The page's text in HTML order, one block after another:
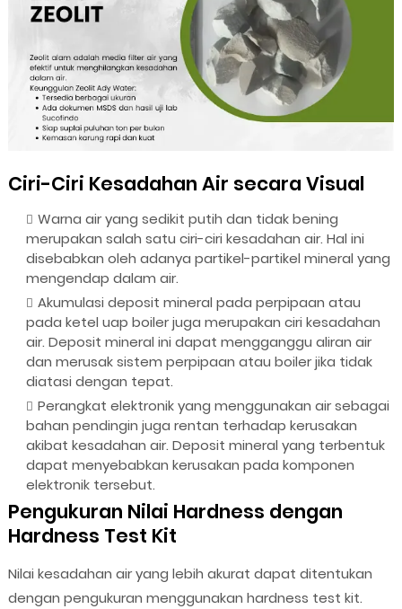
Ciri-Ciri Kesadahan Air secara Visual
Warna air yang sedikit putih dan tidak bening
merupakan salah satu ciri-ciri kesadahan air. Hal ini
disebabkan oleh adanya partikel-partikel mineral yang
mengendap dalam air.
Akumulasi deposit mineral pada perpipaan atau
pada ketel uap boiler juga merupakan ciri kesadahan
air. Deposit mineral ini dapat mengganggu aliran air
dan merusak sistem perpipaan atau boiler jika tidak
diatasi dengan tepat.
Perangkat elektronik yang menggunakan air sebagai
bahan pendingin juga rentan terhadap kerusakan
akibat kesadahan air. Deposit mineral yang terbentuk
dapat menyebabkan kerusakan pada komponen
elektronik tersebut.
Pengukuran Nilai Hardness dengan
Hardness Test Kit
Nilai kesadahan air yang lebih akurat dapat ditentukan
dengan pengukuran menggunakan hardness test kit.